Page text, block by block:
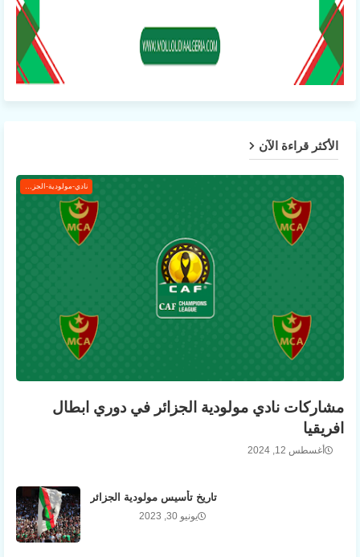
الأكثر قراءة الآن
نادي-مولودية-الجزائر
مشاركات نادي مولودية الجزائر في دوري ابطال
افريقيا
أغسطس 12, 2024
تاريخ تأسيس مولودية الجزائر
يونيو 30, 2023